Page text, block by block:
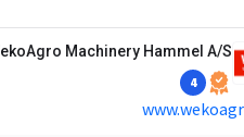
Machinery Hammel A/S
4